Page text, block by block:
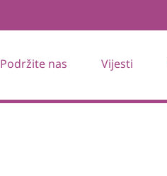
Podržite nas Vijesti